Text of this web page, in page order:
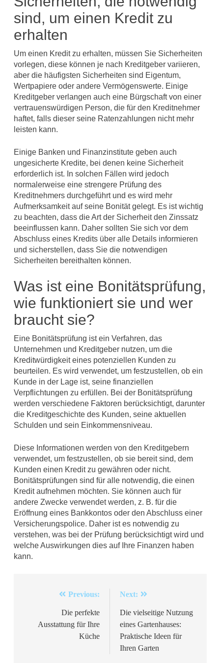
sind, um einen Kredit zu
erhalten
Um einen Kredit zu erhalten, müssen Sie Sicherheiten
vorlegen, diese können je nach Kreditgeber variieren,
aber die häufigsten Sicherheiten sind Eigentum,
Wertpapiere oder andere Vermögenswerte. Einige
Kreditgeber verlangen auch eine Bürgschaft von einer
vertrauenswürdigen Person, die für den Kreditnehmer
haftet, falls dieser seine Ratenzahlungen nicht mehr
leisten kann.
Einige Banken und Finanzinstitute geben auch
ungesicherte Kredite, bei denen keine Sicherheit
erforderlich ist. In solchen Fällen wird jedoch
normalerweise eine strengere Prüfung des
Kreditnehmers durchgeführt und es wird mehr
Aufmerksamkeit auf seine Bonität gelegt. Es ist wichtig
zu beachten, dass die Art der Sicherheit den Zinssatz
beeinflussen kann. Daher sollten Sie sich vor dem
Abschluss eines Kredits über alle Details informieren
und sicherstellen, dass Sie die notwendigen
Sicherheiten bereithalten können.
Was ist eine Bonitätsprüfung,
wie funktioniert sie und wer
braucht sie?
Eine Bonitätsprüfung ist ein Verfahren, das
Unternehmen und Kreditgeber nutzen, um die
Kreditwürdigkeit eines potenziellen Kunden zu
beurteilen. Es wird verwendet, um festzustellen, ob ein
Kunde in der Lage ist, seine finanziellen
Verpflichtungen zu erfüllen. Bei der Bonitätsprüfung
werden verschiedene Faktoren berücksichtigt, darunter
die Kreditgeschichte des Kunden, seine aktuellen
Schulden und sein Einkommensniveau.
Diese Informationen werden von den Kreditgebern
verwendet, um festzustellen, ob sie bereit sind, dem
Kunden einen Kredit zu gewähren oder nicht.
Bonitätsprüfungen sind für alle notwendig, die einen
Kredit aufnehmen möchten. Sie können auch für
andere Zwecke verwendet werden, z. B. für die
Eröffnung eines Bankkontos oder den Abschluss einer
Versicherungspolice. Daher ist es notwendig zu
verstehen, was bei der Prüfung berücksichtigt wird und
welche Auswirkungen dies auf Ihre Finanzen haben
kann.
Beitragsnavigation
Previous:
Die perfekte
Ausstattung für Ihre
Küche
Next:
Die vielseitige Nutzung
eines Gartenhauses:
Praktische Ideen für
Ihren Garten